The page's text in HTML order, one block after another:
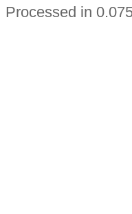
Processed in